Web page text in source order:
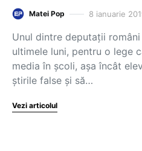
Matei Pop 8 ianuarie
Unul dintre deputații
ultimele luni, pentru o lege
media în școli, așa încât
știrile false și să…
Vezi articolul